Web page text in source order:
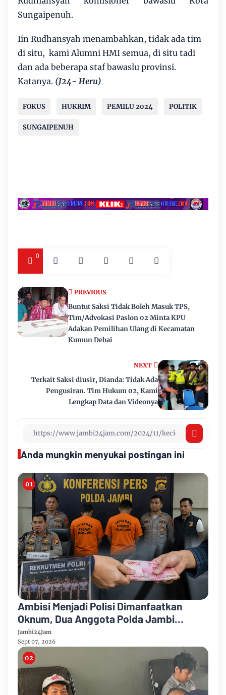
Sungaipenuh.
Iin Rudhansyah menambahkan, tidak ada tim
di situ, kami Alumni HMI semua, di situ tadi
dan ada beberapa staf bawaslu provinsi.
Katanya. (J24- Heru)
FOKUS HUKRIM PEMILU 2024 POLITIK
SUNGAIPENUH
0
NEXT
Terkait Saksi diusir, Dianda: Tidak Ada
Pengusiran. Tim Hukum 02, Kami
Lengkap Data dan Videonya
PREVIOUS
Buntut Saksi Tidak Boleh Masuk TPS,
Tim/Advokasi Paslon 02 Minta KPU
Adakan Pemilihan Ulang di Kecamatan
Kumun Debai
Anda mungkin menyukai postingan ini
Ambisi Menjadi Polisi Dimanfaatkan
Oknum, Dua Anggota Polda Jambi
Diduga Tipu Calon Bintara dengan Janji
Kelulusan
Jambi24Jam
Sept 07, 2026